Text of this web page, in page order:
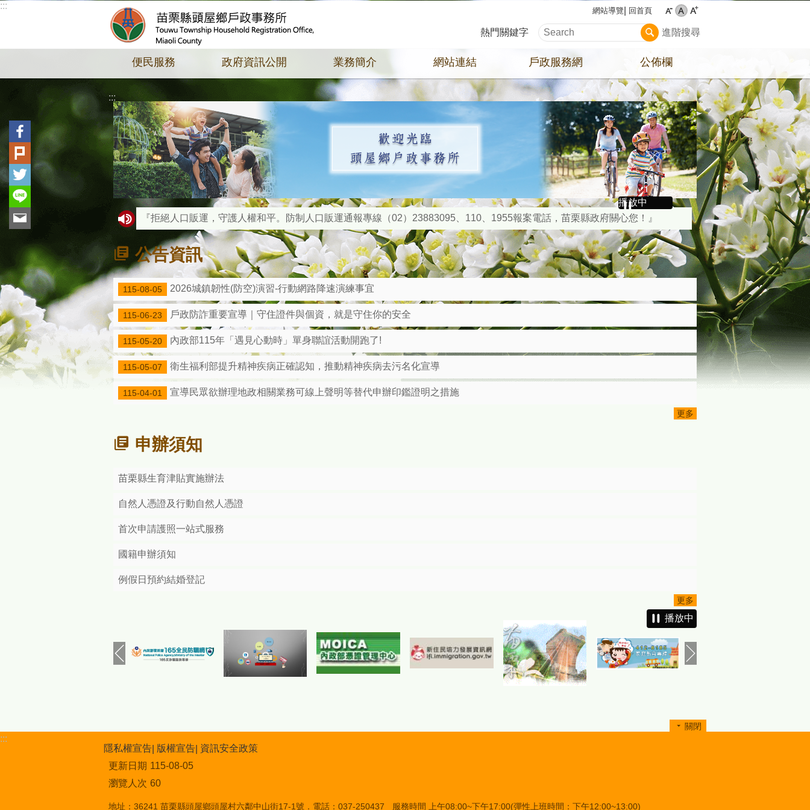
跳到主要內容區塊
::: 網站導覽 回首頁
熱門關鍵字 進階搜尋
便民服務 政府資訊公開 業務簡介 網站連結 戶政服務網 公佈欄
:::
播放中
『拒絕人口販運，守護人權和平。防制人口販運通報專線（02）23883095、110、1955報案電話，苗栗縣政府關心您！』
『人籍合一原則』- 請民眾依居住事實辦理遷徙登記，切勿因特定目的而虛報遷徙，以免觸法受罰。
『線上申辦戶籍登記』- 請民眾多加利用內政部戶政司全球資訊網
性別主流化，是指以性別觀點評估所有立法、政策或計畫，最終目標性別【男女】平等。
公務人員行政中立，國家進步的動力。行政中立，全民得益。
同一姓氏不同書寫方式，其身分認定以戶籍謄本為準。
目前國民身分證掛失可採以下方式辦理：撥打1996內政部服務熱線協助掛失國民身分證、以自然人憑證於本部戶政司全球資訊網(http://www.ris.gov.tw/)申請掛失國民 身分證均24小時服務.
國民身份證掛失請撥打1996專線。
民眾得以自然人憑證於內政部戶政司全球資訊網線上免費申辦電子電子戶籍謄本，歡迎多加利用！
公告資訊
115-08-05 2026城鎮韌性(防空)演習-行動網路降速演練事宜
115-06-23 戶政防詐重要宣導｜守住證件與個資，就是守住你的安全
115-05-20 內政部115年「遇見心動時」單身聯誼活動開跑了!
115-05-07 衛生福利部提升精神疾病正確認知，推動精神疾病去污名化宣導
115-04-01 宣導民眾欲辦理地政相關業務可線上聲明等替代申辦印鑑證明之措施
更多
申辦須知
苗栗縣生育津貼實施辦法
自然人憑證及行動自然人憑證
首次申請護照一站式服務
國籍申辦須知
例假日預約結婚登記
更多
播放中
關閉
:::
隱私權宣告 版權宣告 資訊安全政策
更新日期 115-08-05
瀏覽人次 60
地址：36241 苗栗縣頭屋鄉頭屋村六鄰中山街17-1號．電話：037-250437 服務時間 上午08:00~下午17:00(彈性上班時間：下午12:00~13:00)